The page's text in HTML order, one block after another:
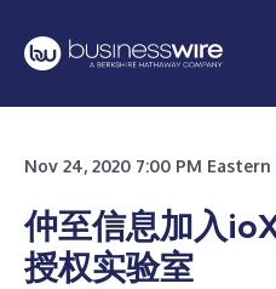
Nov 24, 2020 7:00 PM
仲至信息加入
授权实验室